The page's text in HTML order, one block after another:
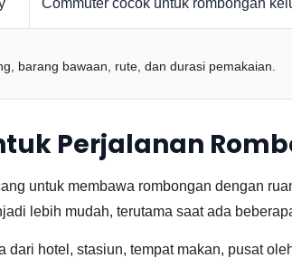
Commuter cocok untuk rombongan
barang bawaan, rute, dan durasi pemakaian.
Perjalanan
untuk membawa rombongan dengan
lebih mudah, terutama saat ada
hotel, stasiun, tempat makan, pusat